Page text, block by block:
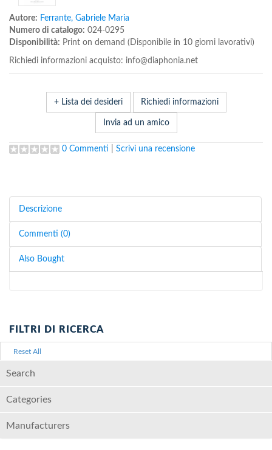
Autore: Ferrante, Gabriele Maria
Numero di catalogo: 024-0295
Disponibilità: Print on demand (Disponibile in 10 giorni lavorativi)
Richiedi informazioni acquisto: info@diaphonia.net
+ Lista dei desideri Richiedi informazioni
Invia ad un amico
0 Commenti Scrivi una recensione
Descrizione
Commenti (0)
Also Bought
FILTRI DI RICERCA
Reset All
Search
Categories
Manufacturers